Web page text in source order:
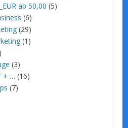
ab 50,00 (5)
(6)
(29)
(1)
(3)
+ … (16)
(7)